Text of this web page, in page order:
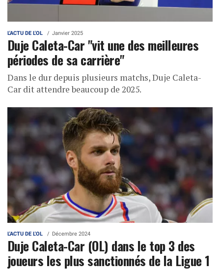
L'ACTU DE L'OL Janvier 2025
Duje Caleta-Car "vit une des meilleures
périodes de sa carrière"
Dans le dur depuis plusieurs matchs, Duje Caleta-
Car dit attendre beaucoup de 2025.
L'ACTU DE L'OL Décembre 2024
Duje Caleta-Car (OL) dans le top 3 des
joueurs les plus sanctionnés de la Ligue 1